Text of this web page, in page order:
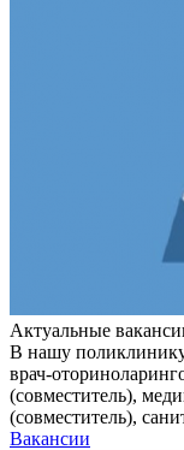
Актуальные
В нашу поликлинику
врач-
(совместитель),
(совместитель),
Вакансии